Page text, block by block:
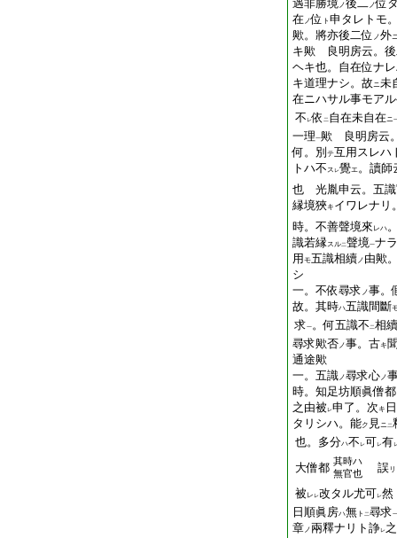
遇非勝境ノ後二ノ位
在ノ位 ト 申タレトモ
歟。將亦後二位 ノ外
キ歟 良明房云。
ヘキ也。自在位ナ
キ道理ナシ。故ニ未
在ニハサル事モア
不 レ依 二 自在未自在ニ
一理一歟 良明房云
何。別 テ互用スレハ
トハ不 ス レ覺エ。讀師
也 光胤申云。五識
縁境狹キ イワレナリ
時。不善聲境來 レハ
識若縁スル二聲境一ナ
用 モ五識相續ノ 由歟
シ
一。不依尋求 ノ事。
故。其時ハ五識間斷
求一。何五識不 二相續
尋求歟否ノ事。古キ
通途歟
一。五識ノ尋求心ノ
時。知足坊順眞僧
之由被 レ申了。次キ
タリシハ。能ク 見ニ二
也。多分ハ不 レ可レ有
大僧都 其時ハ
無官也
誤
被 レ レ改タル尤可レ然
日順眞房ハ無 ト 二尋求一
章ノ兩釋ナリト諍レ